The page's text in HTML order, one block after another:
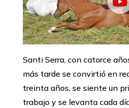
Santi Serra, con catorce
más tarde se convirtió en
treinta años, se siente un
trabajo y se levanta cada